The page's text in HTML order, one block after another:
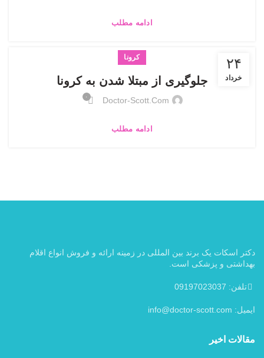
ادامه مطلب
۲۴
خرداد
کرونا
جلوگیری از مبتلا شدن به کرونا
Doctor-Scott.com ۰
ادامه مطلب
دکتر اسکات یک برند بین المللی در زمینه ارائه و فروش انواع اقلام
بهداشتی و پزشکی است.
تلفن: 09197023037
ایمیل: info@doctor-scott.com
مقالات اخیر